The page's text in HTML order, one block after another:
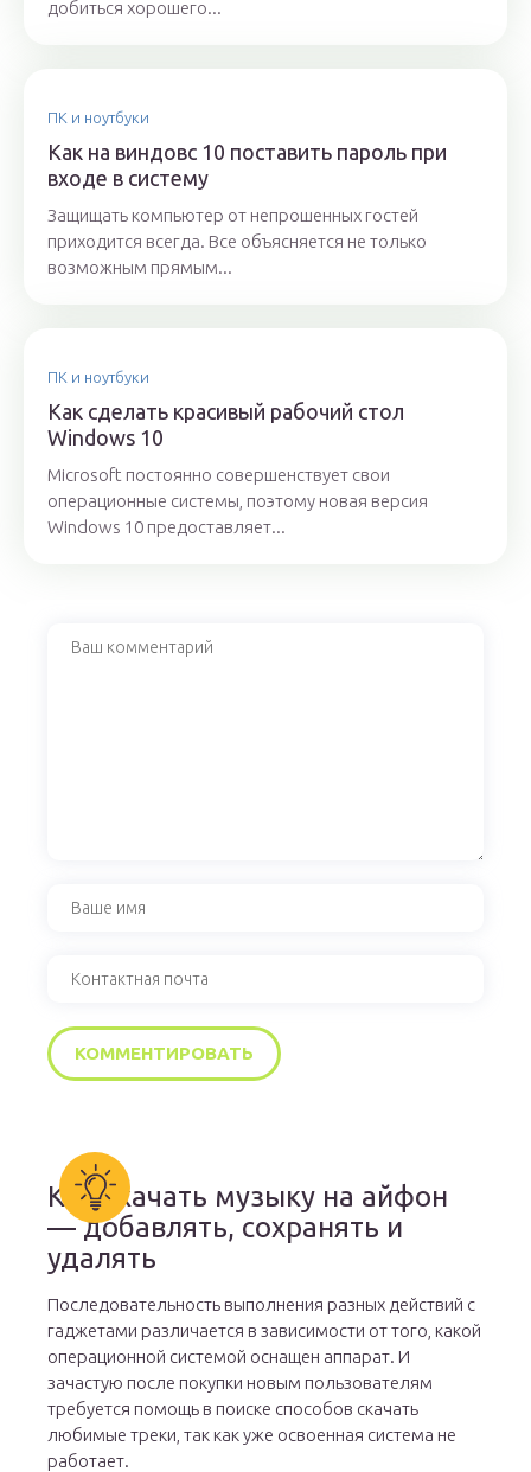
добиться хорошего...
ПК и ноутбуки
Как на виндовс 10 поставить пароль при
входе в систему
Защищать компьютер от непрошенных гостей
приходится всегда. Все объясняется не только
возможным прямым...
ПК и ноутбуки
Как сделать красивый рабочий стол
Windows 10
Microsoft постоянно совершенствует свои
операционные системы, поэтому новая версия
Windows 10 предоставляет...
Как скачать музыку на айфон
— добавлять, сохранять и
удалять
Последовательность выполнения разных действий с
гаджетами различается в зависимости от того, какой
операционной системой оснащен аппарат. И
зачастую после покупки новым пользователям
требуется помощь в поиске способов скачать
любимые треки, так как уже освоенная система не
работает.